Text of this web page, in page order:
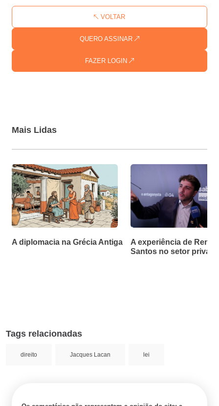
FAZER LOGIN
QUERO ASSINAR
VOLTAR
Mais Lidas
A diplomacia na Grécia Antiga
A experiência de Renan
Santos no setor
Tags relacionadas
direito Jacques Lacan lei